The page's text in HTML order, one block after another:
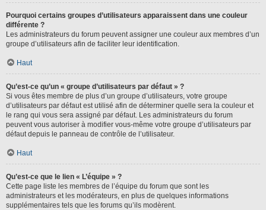
Pourquoi certains groupes d’utilisateurs apparaissent dans une couleur
différente ?
Les administrateurs du forum peuvent assigner une couleur aux membres d’un
groupe d’utilisateurs afin de faciliter leur identification.
Haut
Qu’est-ce qu’un « groupe d’utilisateurs par défaut » ?
Si vous êtes membre de plus d’un groupe d’utilisateurs, votre groupe
d’utilisateurs par défaut est utilisé afin de déterminer quelle sera la couleur et
le rang qui vous sera assigné par défaut. Les administrateurs du forum
peuvent vous autoriser à modifier vous-même votre groupe d’utilisateurs par
défaut depuis le panneau de contrôle de l’utilisateur.
Haut
Qu’est-ce que le lien « L’équipe » ?
Cette page liste les membres de l’équipe du forum que sont les
administrateurs et les modérateurs, en plus de quelques informations
supplémentaires tels que les forums qu’ils modèrent.